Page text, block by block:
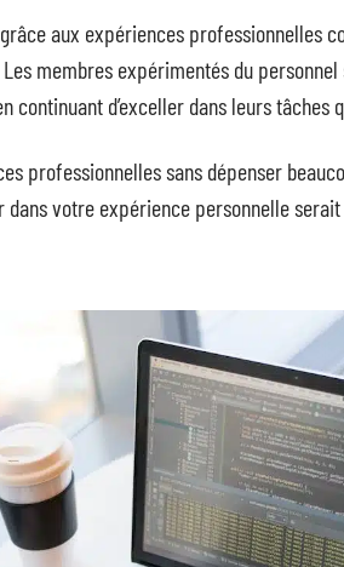
aux expériences professionnelles
membres expérimentés du
d’exceller dans leurs tâches
professionnelles sans dépenser
votre expérience personnelle